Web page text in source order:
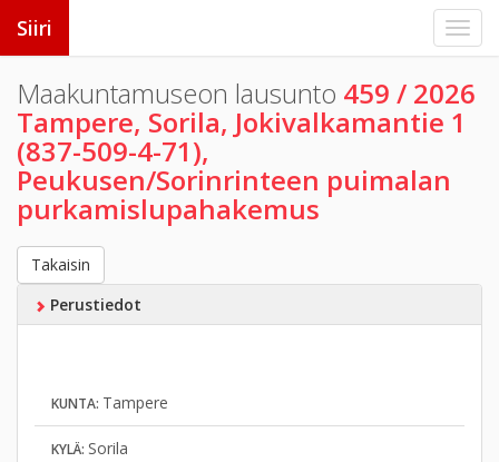
Siiri
Maakuntamuseon lausunto 459 / 2026
Tampere, Sorila, Jokivalkamantie 1
(837-509-4-71),
Peukusen/Sorinrinteen puimalan
purkamislupahakemus
Takaisin
Perustiedot
KUNTA: Tampere
KYLÄ: Sorila